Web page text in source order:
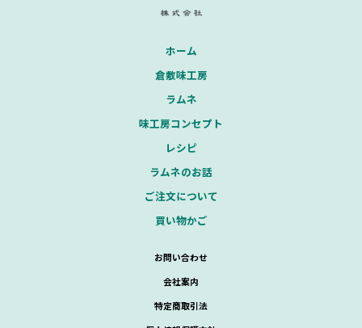
ホーム
倉敷味工房
ラムネ
味工房コンセプト
レシピ
ラムネのお話
ご注文について
買い物かご
お問い合わせ
会社案内
特定商取引法